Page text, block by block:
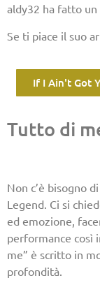
aldy32 ha fatto
Se ti piace il suo
If I Ain't Got
Tutto di
Non c’è bisogno
Legend. Ci si
ed emozione,
performance così
me” è scritto in
profondità.